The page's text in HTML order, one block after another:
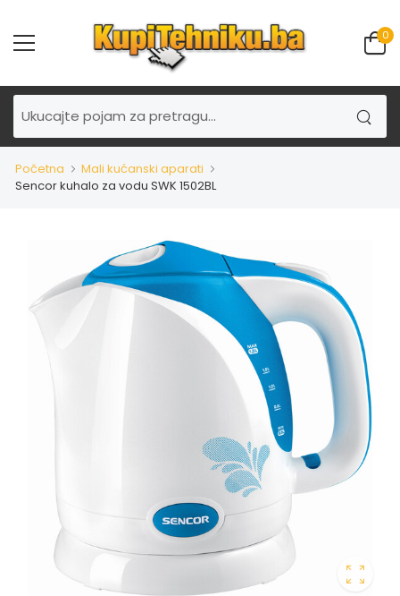
0
Početna
Mali kućanski aparati
Sencor kuhalo za vodu SWK 1502BL